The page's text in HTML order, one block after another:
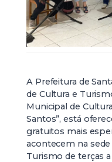
A Prefeitura de
de Cultura e
Municipal de
Santos”, está
gratuitos mais
acontecem na sede
Turismo de terças